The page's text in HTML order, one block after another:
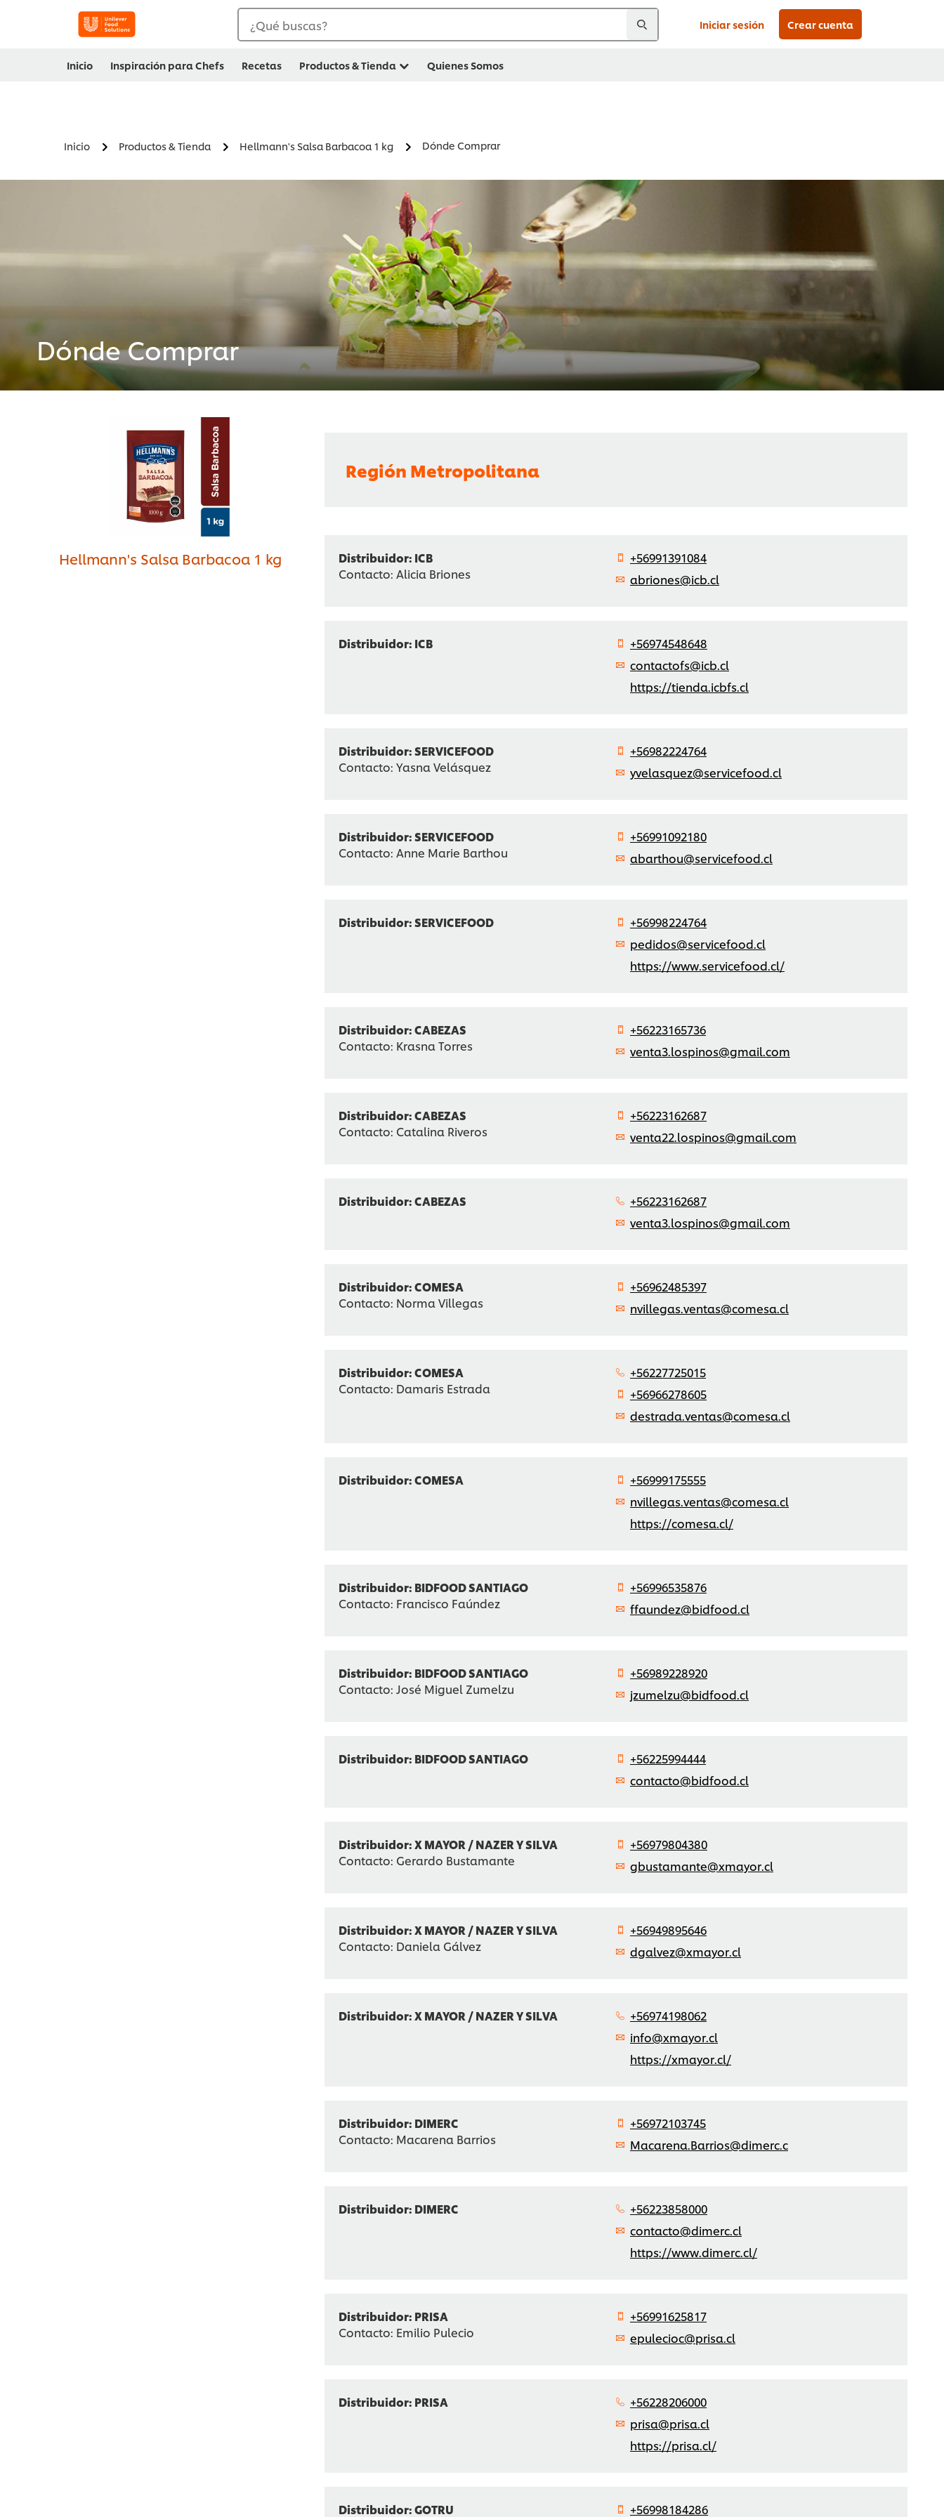
¿Qué buscas? Iniciar sesión Crear cuenta
Inicio Inspiración para Chefs Recetas Productos & Tienda Quienes Somos
Inicio Productos & Tienda Hellmann's Salsa Barbacoa 1 kg Dónde Comprar
Dónde Comprar
Región Metropolitana
Distribuidor: ICB
Contacto: Alicia Briones
+56991391084
abriones@icb.cl
Distribuidor: ICB
+56974548648
contactofs@icb.cl
https://tienda.icbfs.cl
Distribuidor: SERVICEFOOD
Contacto: Yasna Velásquez
+56982224764
yvelasquez@servicefood.cl
Distribuidor: SERVICEFOOD
Contacto: Anne Marie Barthou
+56991092180
abarthou@servicefood.cl
Distribuidor: SERVICEFOOD
+56998224764
pedidos@servicefood.cl
https://www.servicefood.cl/
Distribuidor: CABEZAS
Contacto: Krasna Torres
+56223165736
venta3.lospinos@gmail.com
Distribuidor: CABEZAS
Contacto: Catalina Riveros
+56223162687
venta22.lospinos@gmail.com
Distribuidor: CABEZAS
+56223162687
venta3.lospinos@gmail.com
Distribuidor: COMESA
Contacto: Norma Villegas
+56962485397
nvillegas.ventas@comesa.cl
Distribuidor: COMESA
Contacto: Damaris Estrada
+56227725015
+56966278605
destrada.ventas@comesa.cl
Distribuidor: COMESA
+56999175555
nvillegas.ventas@comesa.cl
https://comesa.cl/
Distribuidor: BIDFOOD SANTIAGO
Contacto: Francisco Faúndez
+56996535876
ffaundez@bidfood.cl
Distribuidor: BIDFOOD SANTIAGO
Contacto: José Miguel Zumelzu
+56989228920
jzumelzu@bidfood.cl
Distribuidor: BIDFOOD SANTIAGO
+56225994444
contacto@bidfood.cl
Distribuidor: X MAYOR / NAZER Y SILVA
Contacto: Gerardo Bustamante
+56979804380
gbustamante@xmayor.cl
Distribuidor: X MAYOR / NAZER Y SILVA
Contacto: Daniela Gálvez
+56949895646
dgalvez@xmayor.cl
Distribuidor: X MAYOR / NAZER Y SILVA
+56974198062
info@xmayor.cl
https://xmayor.cl/
Distribuidor: DIMERC
Contacto: Macarena Barrios
+56972103745
Macarena.Barrios@dimerc.c
Distribuidor: DIMERC
+56223858000
contacto@dimerc.cl
https://www.dimerc.cl/
Distribuidor: PRISA
Contacto: Emilio Pulecio
+56991625817
epulecioc@prisa.cl
Distribuidor: PRISA
+56228206000
prisa@prisa.cl
https://prisa.cl/
Distribuidor: GOTRU +56998184286
Hellmann's Salsa Barbacoa 1 kg